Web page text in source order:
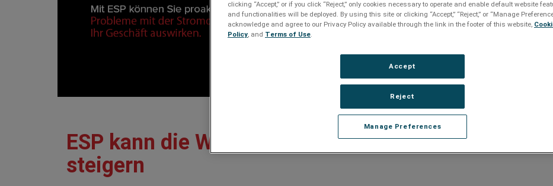
ESP kann die Wirtschaftlichkeit Ihres Unternehmens
steigern
clicking “Accept,” or if you click “Reject,” only cookies necessary to operate and enable default website
and functionalities will be deployed. By using this site or clicking “Accept,” “Reject,” or “Manage
acknowledge and agree to our Privacy Policy available through the link in the footer of this website,
Policy , and Terms of Use
Manage Preferences
Reject
Accept